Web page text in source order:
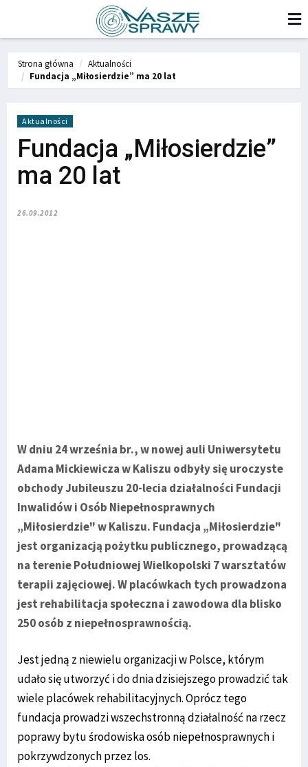
Strona główna
Aktualności
Fundacja „Miłosierdzie” ma 20 lat
Aktualności
Fundacja „Miłosierdzie”
ma 20 lat
26.09.2012
W dniu 24 września br., w nowej auli Uniwersytetu
Adama Mickiewicza w Kaliszu odbyły się uroczyste
obchody Jubileuszu 20-lecia działalności Fundacji
Inwalidów i Osób Niepełnosprawnych
„Miłosierdzie" w Kaliszu. Fundacja „Miłosierdzie"
jest organizacją pożytku publicznego, prowadzącą
na terenie Południowej Wielkopolski 7 warsztatów
terapii zajęciowej. W placówkach tych prowadzona
jest rehabilitacja społeczna i zawodowa dla blisko
250 osób z niepełnosprawnością.
Jest jedną z niewielu organizacji w Polsce, którym
udało się utworzyć i do dnia dzisiejszego prowadzić tak
wiele placówek rehabilitacyjnych. Oprócz tego
fundacja prowadzi wszechstronną działalność na rzecz
poprawy bytu środowiska osób niepełnosprawnych i
pokrzywdzonych przez los.